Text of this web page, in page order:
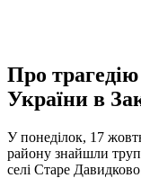
Про
України в
У понеділок, 17
району знайшли
селі Старе